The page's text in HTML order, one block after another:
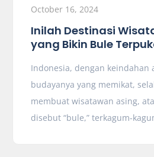
October 16, 2024
Inilah Destinasi
yang Bikin Bule
Indonesia, dengan keindahan
budayanya yang memikat,
membuat wisatawan asing,
disebut “bule,” terkagum-